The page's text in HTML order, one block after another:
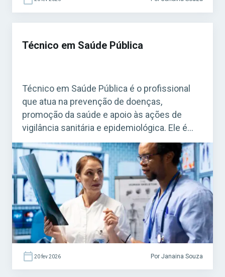
Técnico em Saúde Pública
Técnico em Saúde Pública é o profissional
que atua na prevenção de doenças,
promoção da saúde e apoio às ações de
vigilância sanitária e epidemiológica. Ele é
fundamental para o funcionamento do
Sistema Único de Saúde (SUS). Acesse agora
o Curso Grátis INSS 2026! O cargo é bastante
procurado em concursos federais, estaduais
e municipais, […]
20 fev 2026 Por Janaina Souza